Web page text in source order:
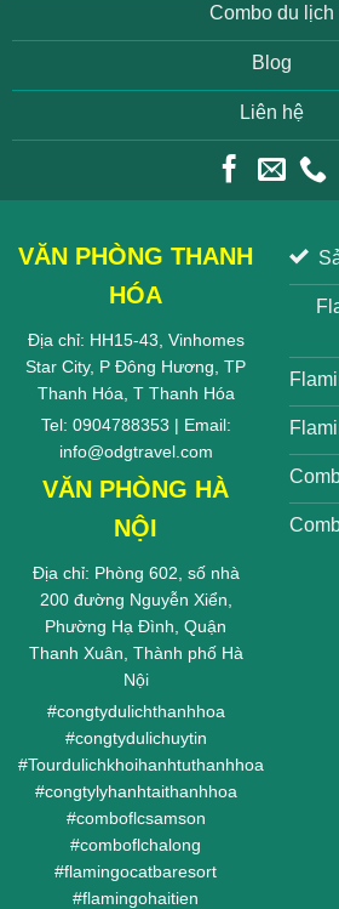
Combo du lịch
Blog
Liên hệ
VĂN PHÒNG THANH
HÓA
Địa chỉ: HH15-43, Vinhomes
Star City, P Đông Hương, TP
Thanh Hóa, T Thanh Hóa
Tel: 0904788353 | Email:
info@odgtravel.com
VĂN PHÒNG HÀ
NỘI
Địa chỉ: Phòng 602, số nhà
200 đường Nguyễn Xiển,
Phường Hạ Đình, Quận
Thanh Xuân, Thành phố Hà
Nội
#congtydulichthanhhoa
#congtydulichuytin
#Tourdulichkhoihanhtuthanhhoa
#congtylyhanhtaithanhhoa
#comboflcsamson
#comboflchalong
#flamingocatbaresort
#flamingohaitien